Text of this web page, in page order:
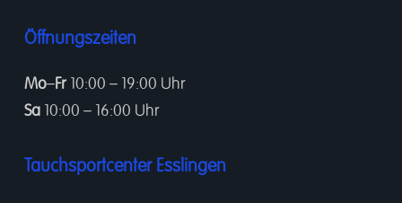
Öffnungszeiten
Mo–Fr10:00 – 19:00 Uhr
Sa10:00 – 16:00 Uhr
Tauchsportcenter Esslingen